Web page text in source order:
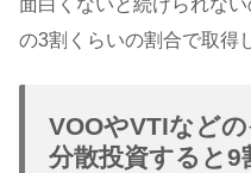
の3割くらいの割合で取得
VOOやVTIなど
分散投資すると9